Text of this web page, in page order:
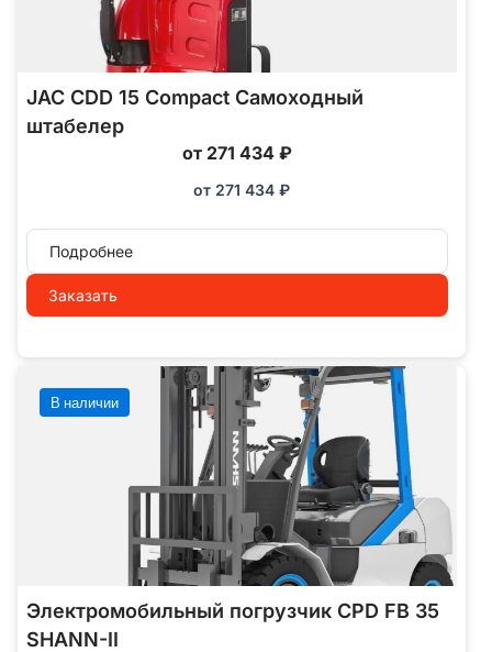
JAC CDD 15 Compact Самоходный
штабелер
от 271 434 ₽
от 271 434 ₽
Подробнее
Заказать
В наличии
Электромобильный погрузчик CPD FB 35
SHANN-II